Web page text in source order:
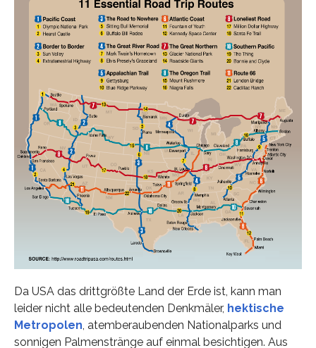
Da USA das drittgrößte Land der Erde ist, kann man
leider nicht alle bedeutenden Denkmäler, hektische
Metropolen , atemberaubenden Nationalparks und
sonnigen Palmenstränge auf einmal besichtigen. Aus